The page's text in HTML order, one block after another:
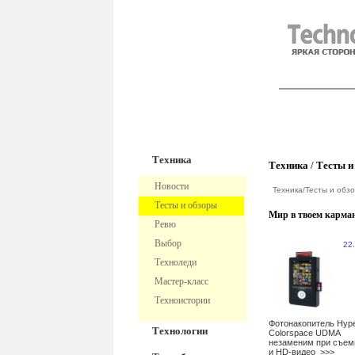
Техника
Новости
Тесты и обзоры
Ревю
Выбор
Техноледи
Мастер-класс
Техноистории
Технологии
Техника / Тесты
Техника/Тесты и
Мир в твоем
Фотонакопитель
Colorspace UDMA
незаменим при
и HD-видео >>>